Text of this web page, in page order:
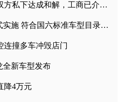
奔驰漏油事件最新进展：双方私下达成和解，工商已介入调查
“国六排放标准”7月1号正式实施 符合国六标准车型目录一览
连撞多车冲毁店门
全新车型发布
降4万元